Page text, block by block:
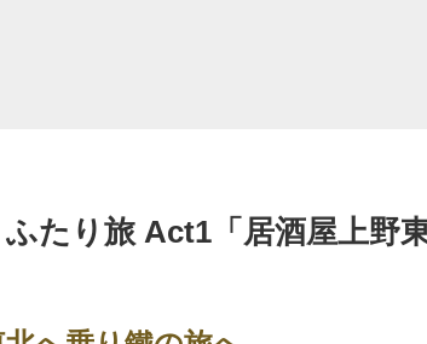
たり旅 Act1「居酒屋上野